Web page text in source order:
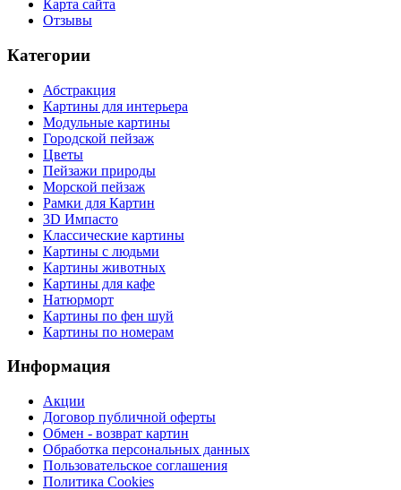
Карта сайта
Отзывы
Категории
Абстракция
Картины для интерьера
Модульные картины
Городской пейзаж
Цветы
Пейзажи природы
Морской пейзаж
Рамки для Картин
3D Импасто
Классические картины
Картины с людьми
Картины животных
Картины для кафе
Натюрморт
Картины по фен шуй
Картины по номерам
Информация
Акции
Договор публичной оферты
Обмен - возврат картин
Обработка персональных данных
Пользовательское соглашения
Политика Cookies